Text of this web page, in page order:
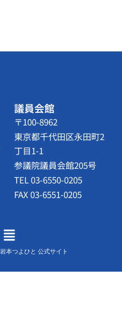
議員会館
〒100-8962
東京都千代田区永田町2
丁目1-1
参議院議員会館205号
TEL 03-6550-0205
FAX 03-6551-0205
メ
ニ
本つよひと 公式サイト